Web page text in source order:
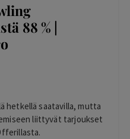
88 % |
hetkellä saatavilla, mutta
liittyvät tarjoukset